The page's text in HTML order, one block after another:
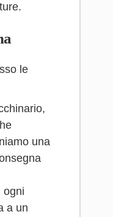
le
una
ogni
a un